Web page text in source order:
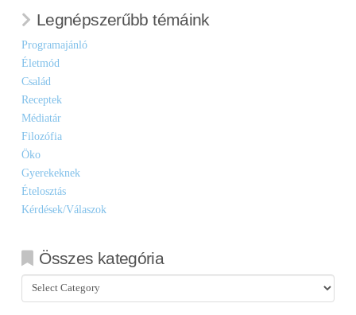
Legnépszerűbb témáink
Programajánló
Életmód
Család
Receptek
Médiatár
Filozófia
Öko
Gyerekeknek
Ételosztás
Kérdések/Válaszok
Összes kategória
Összes
kategória